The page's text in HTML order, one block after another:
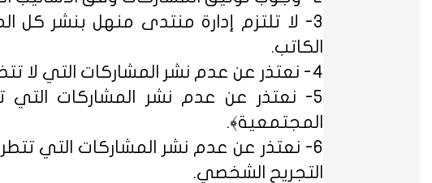
3- لا تلتزم إدارة منتدى منهل بنشر كل
الكاتب.
4- نعتذر عن عدم نشر المشاركات التي لا تتضمن الاسم الحقيقي - ثلاثياً على الأقل - ﴿المسلمون عند شروطهم في تدوين الاسم﴾.
5- نعتذر عن عدم نشر المشاركات التي
المجتمعية﴾.
6- نعتذر عن عدم نشر المشاركات التي
التجريح الشخصي.